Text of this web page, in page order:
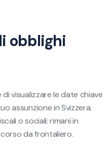
obblighi
visualizzare le date chiave
assunzione in Svizzera.
o sociali: rimani in
da frontaliero.